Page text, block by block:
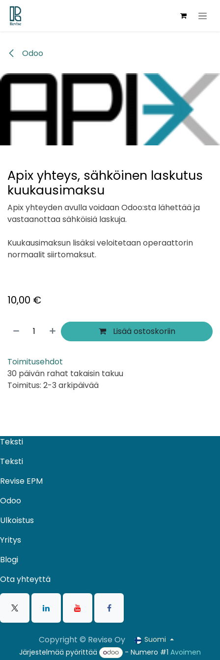
Siirry sisältöön
Odoo
Apix yhteys, sähköinen laskutus
kuukausimaksu
Apix yhteyden avulla voidaan Odoo:sta lähettää ja
vastaanottaa sähköisiä laskuja.
Kuukausimaksun lisäksi veloitetaan operaattorin
normaalit siirtomaksut.
10,00 €
Lisää ostoskoriin
Toimitusehdot
30 päivän rahat takaisin takuu
Toimitus: 2-3 arkipäivää
Teksti
Teksti
Revise EPM
Odoo
Ulkoistus​
Yritys
Blogi
Ota yhteyttä
Copyright © Revise Oy
Suomi
Järjestelmää pyörittää
- Numero #1Avoimen